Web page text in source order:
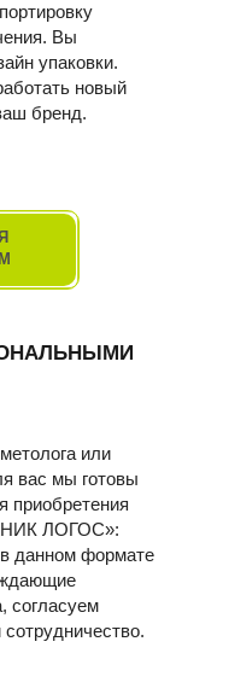
Вы
упаковки.
новый
бренд.
или
вас мы готовы
приобретения
ЛОГОС»:
данном формате
согласуем